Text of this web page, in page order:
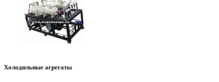
Холодильные агрегаты